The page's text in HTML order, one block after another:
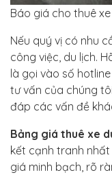
Báo giá cho thuê
Nếu quý vị có nhu
công việc, du lịch.
là gọi vào số
tư vấn của chúng
đáp các vấn đề
Bảng giá thuê xe
kết cạnh tranh
giá minh bạch, rõ